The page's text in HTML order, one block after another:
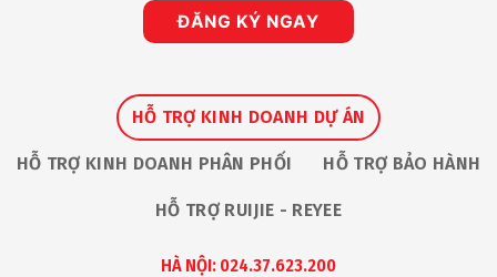
ĐĂNG KÝ NGAY
HỖ TRỢ KINH DOANH DỰ ÁN
HỖ TRỢ KINH DOANH PHÂN PHỐI HỖ TRỢ BẢO HÀNH
HỖ TRỢ RUIJIE - REYEE
HÀ NỘI: 024.37.623.200